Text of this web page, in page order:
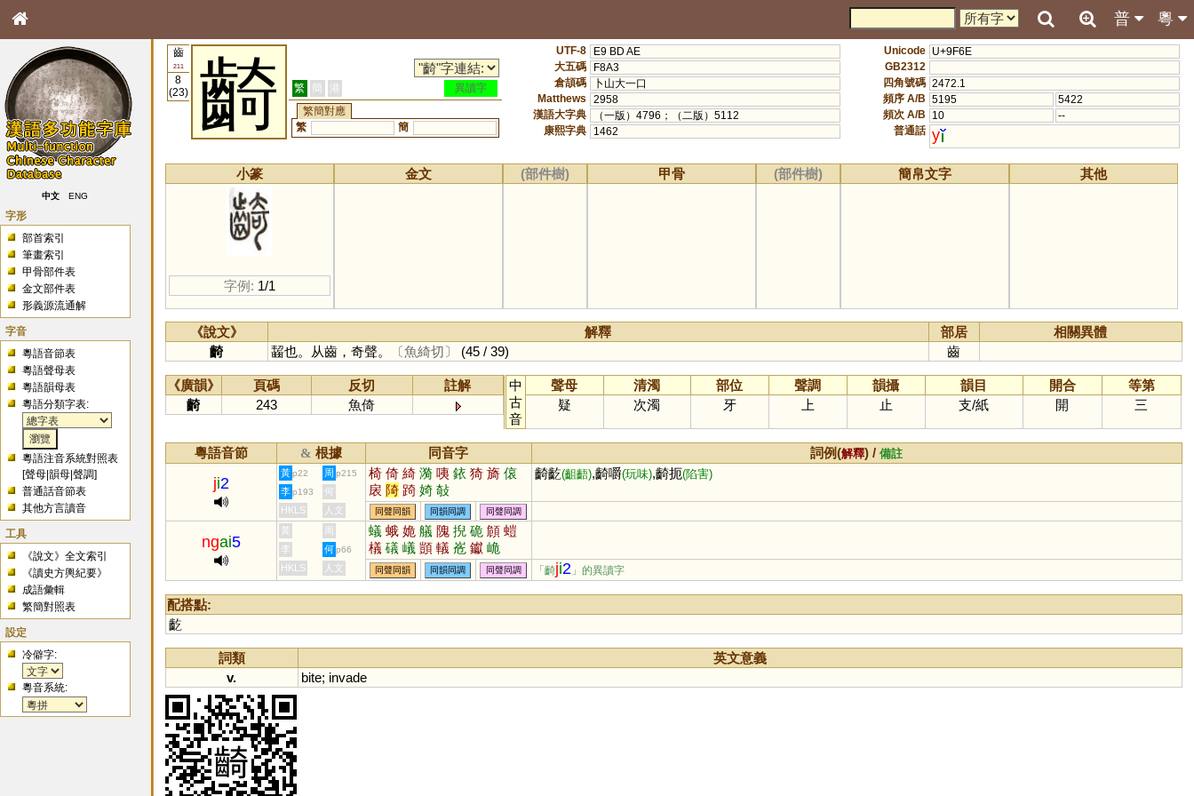
粵
普
中文 ENG
字形
部首索引
筆畫索引
甲骨部件表
金文部件表
形義源流通解
字音
粵語音節表
粵語聲母表
粵語韻母表
粵語分類字表:
粵語注音系統對照表
[聲母 |韻母 |聲調]
普通話音節表
其他方言讀音
工具
《說文》全文索引
《讀史方輿紀要》
成語彙輯
繁簡對照表
設定
冷僻字:
粵音系統:
齒
211
8
(23)
齮 繁 簡 港
異讀字
繁簡對應
繁
簡
UTF-8
E9 BD AE
大五碼
F8A3
倉頡碼
卜山大一口
Matthews
2958
漢語大字典
（一版）4796；（二版）5112
康熙字典
1462
Unicode U+9F6E
GB2312
四角號碼 2472.1
頻序 A/B 5195
5422
頻次 A/B
10
--
普通話 y
小篆
字例: 1/1
金文 (部件樹) 甲骨 (部件樹) 簡帛文字 其他
《說文》 解釋 部居
相關異體
齮
齧也。从齒，奇聲。 〔魚綺切〕 (45 / 39) 齒
《廣韻》 頁碼 反切
註解
齮
243 魚倚
中
古
音
聲母 清濁 部位 聲調 韻攝 韻目 開合
等第
疑
次濁 牙 上 止 支/紙 開 三
粵語音節 & 根據 同音字 詞例(解釋) /備註
ji2
黃 p22 周 p215 椅 倚 綺 漪 咦 銥 猗 旖 偯
扆 陭 踦 婍 敧
齮齕(齟齬),齮嚼(玩味),齮扼(陷害)
李 p193
何
HKLS
人文 同聲同韻 同韻同調 同聲同調
ngai5
黃 周 蟻 蛾 姽 艤 隗 掜 硊 頠 螘
檥 礒 嶬 顗 轙 峞 钀 峗
李 何 p66
HKLS 人文 同聲同韻 同韻同調 同聲同調 「齮ji2 」的異讀字
配搭點:
齕
詞類
英文意義
v.
bite; invade